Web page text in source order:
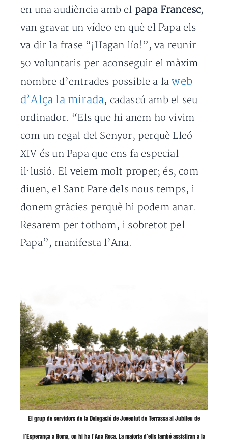
en una audiència amb el papa Francesc,
van gravar un vídeo en què el Papa els
va dir la frase “¡Hagan lío!”, va reunir
50 voluntaris per aconseguir el màxim
nombre d’entrades possible a laweb
d’Alça la mirada, cadascú amb el seu
ordinador. “Els que hi anem ho vivim
com un regal del Senyor, perquè Lleó
XIV és un Papa que ens fa especial
il·lusió. El veiem molt proper; és, com
diuen, el Sant Pare dels nous temps, i
donem gràcies perquè hi podem anar.
Resarem per tothom, i sobretot pel
Papa”, manifesta l’Ana.
El grup de servidors de la Delegació de Joventut de Terrassa al Jubileu de
l’Esperança a Roma, on hi ha l’Ana Roca. La majoria d’ells també assistiran a la